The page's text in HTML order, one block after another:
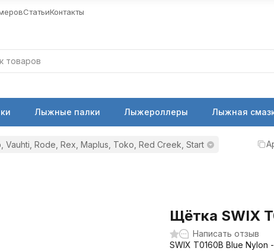
СтатьиКонтакты
Лыжные палки Лыжероллеры Лыжная
Rode, Rex, Maplus, Toko, Red Creek, Start
Щётка SWIX
Написать отзыв
SWIX T0160B Blue